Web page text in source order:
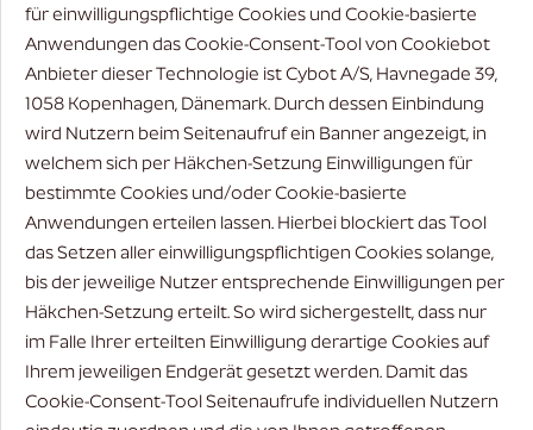
für einwilligungspflichtige Cookies und Cookie-basierte
Anwendungen das Cookie-Consent-Tool von Cookiebot
Anbieter dieser Technologie ist Cybot A/S, Havnegade 39,
1058 Kopenhagen, Dänemark. Durch dessen Einbindung
wird Nutzern beim Seitenaufruf ein Banner angezeigt, in
welchem sich per Häkchen-Setzung Einwilligungen für
bestimmte Cookies und/oder Cookie-basierte
Anwendungen erteilen lassen. Hierbei blockiert das Tool
das Setzen aller einwilligungspflichtigen Cookies solange,
bis der jeweilige Nutzer entsprechende Einwilligungen per
Häkchen-Setzung erteilt. So wird sichergestellt, dass nur
im Falle Ihrer erteilten Einwilligung derartige Cookies auf
Ihrem jeweiligen Endgerät gesetzt werden. Damit das
Cookie-Consent-Tool Seitenaufrufe individuellen Nutzern